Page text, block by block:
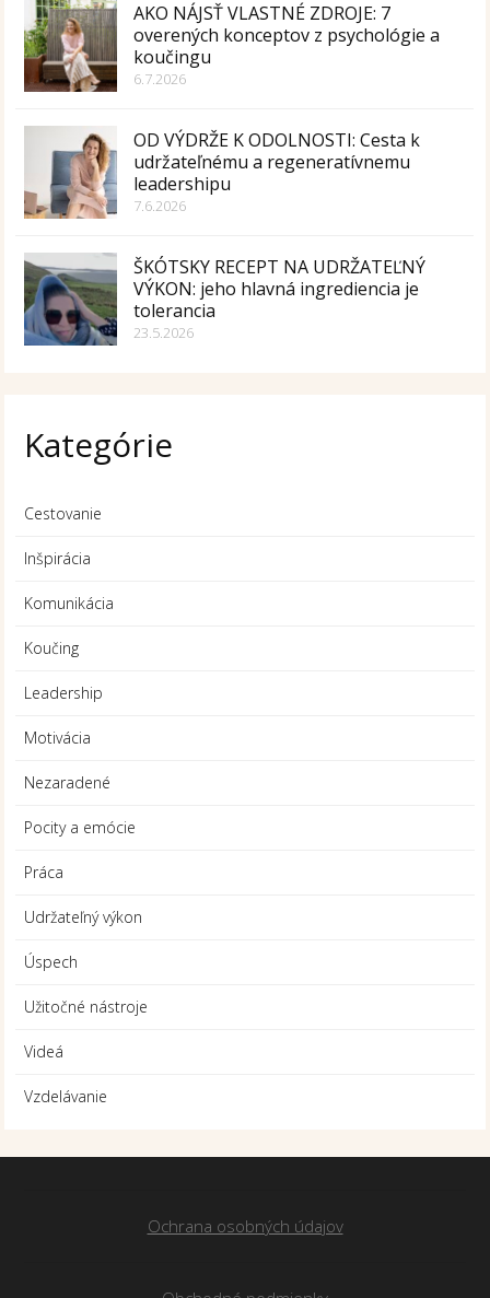
AKO NÁJSŤ VLASTNÉ ZDROJE: 7
overených konceptov z psychológie a
koučingu
6.7.2026
OD VÝDRŽE K ODOLNOSTI: Cesta k
udržateľnému a regeneratívnemu
leadershipu
7.6.2026
ŠKÓTSKY RECEPT NA UDRŽATEĽNÝ
VÝKON: jeho hlavná ingrediencia je
tolerancia
23.5.2026
Kategórie
Cestovanie
Inšpirácia
Komunikácia
Koučing
Leadership
Motivácia
Nezaradené
Pocity a emócie
Práca
Udržateľný výkon
Úspech
Užitočné nástroje
Videá
Vzdelávanie
Ochrana osobných údajov